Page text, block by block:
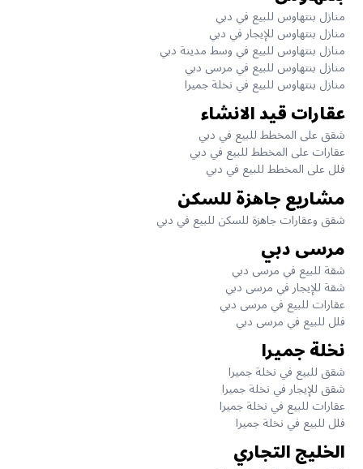
منازل بنتهاوس للبيع في دبي
منازل بنتهاوس للإيجار في دبي
منازل بنتهاوس للبيع في وسط مدينة دبي
منازل بنتهاوس للبيع في مرسى دبي
منازل بنتهاوس للبيع في نخلة جميرا
عقارات قيد الانشاء
شقق على المخطط للبيع في دبي
عقارات على المخطط للبيع في دبي
فلل على المخطط للبيع في دبي
مشاريع جاهزة للسكن
شقق وعقارات جاهزة للسكن للبيع في دبي
مرسى دبي
شقة للبيع في مرسى دبي
شقة للإيجار في مرسى دبي
عقارات للبيع في مرسى دبي
فلل للبيع في مرسى دبي
نخلة جميرا
شقق للبيع في نخلة جميرا
شقق للإيجار في نخلة جميرا
عقارات للبيع في نخلة جميرا
فلل للبيع في نخلة جميرا
الخليج التجاري